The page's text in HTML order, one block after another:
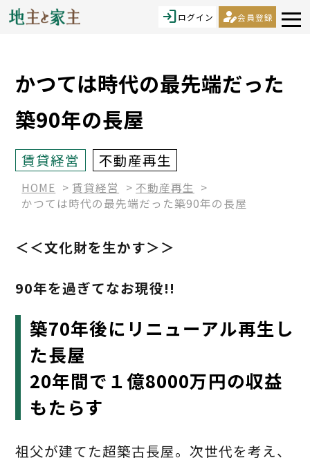
loginログイン person_edit会員登録
かつては時代の最先端だった
築90年の長屋
賃貸経営 不動産再生
HOME 賃貸経営
不動産再生
かつては時代の最先端だった築90年の長屋
＜＜文化財を生かす＞＞
90年を過ぎてなお現役!!
築70年後にリニューアル再生し
た長屋
20年間で１億8000万円の収益
もたらす
祖父が建てた超築古長屋。次世代を考え、